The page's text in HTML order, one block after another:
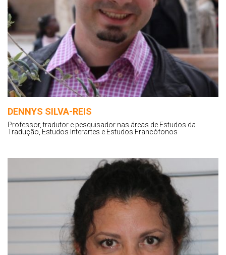
DENNYS SILVA-REIS
Professor, tradutor e pesquisador nas áreas de Estudos da
Tradução, Estudos Interartes e Estudos Francófonos